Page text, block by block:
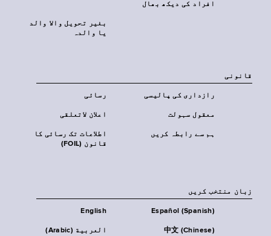
افراد کی دیکھ بھال
بغیر تحویل والا والد
یا والدہ
قانونی
رسائی رازداری کی پالیسی
اعلان لاتعلقی معقول سہولت
اطلاعات تک رسائی کا
قانون (FOIL)
ہم سے رابطہ کریں
زبان منتخب کریں
English Español (Spanish)
العربية (Arabic) 中文 (Chinese)